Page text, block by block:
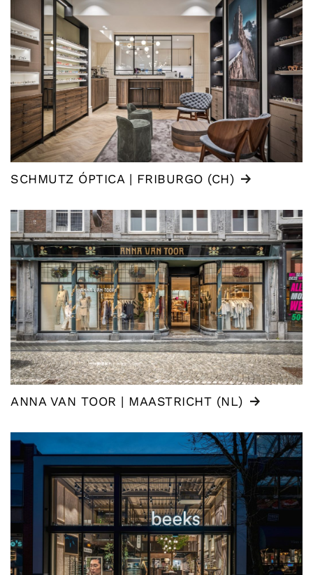
SCHMUTZ ÓPTICA | FRIBURGO (CH)
ANNA VAN TOOR | MAASTRICHT (NL)